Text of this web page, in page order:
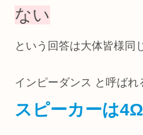
ない
という回答は大体皆様同
インピーダンス と呼ばれ
スピーカーは4Ω